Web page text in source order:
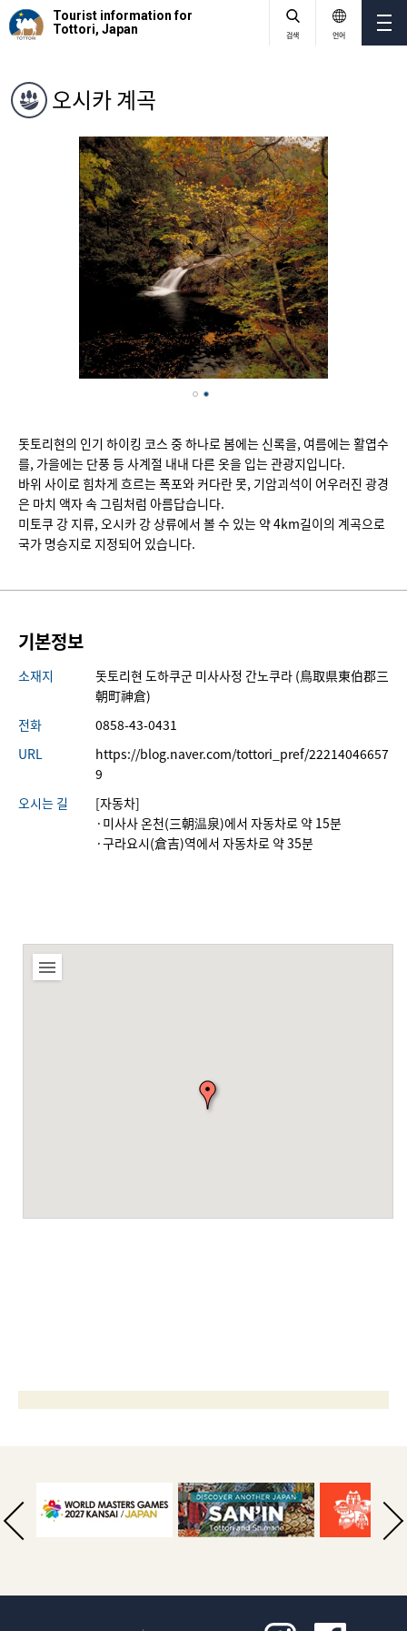
Tourist information for
Tottori, Japan
검색 언어
오시카 계곡
돗토리현의 인기 하이킹 코스 중 하나로 봄에는 신록을, 여름에는 활엽수
를, 가을에는 단풍 등 사계절 내내 다른 옷을 입는 관광지입니다.
바위 사이로 힘차게 흐르는 폭포와 커다란 못, 기암괴석이 어우러진 광경
은 마치 액자 속 그림처럼 아름답습니다.
미토쿠 강 지류, 오시카 강 상류에서 볼 수 있는 약 4km길이의 계곡으로
국가 명승지로 지정되어 있습니다.
기본정보
소재지
돗토리현 도하쿠군 미사사정 간노쿠라 (鳥取県東伯郡三
朝町神倉)
전화
0858-43-0431
URL
https://blog.naver.com/tottori_pref/22214046657
9
오시는 길
[자동차]
·미사사 온천(三朝温泉)에서 자동차로 약 15분
·구라요시(倉吉)역에서 자동차로 약 35분